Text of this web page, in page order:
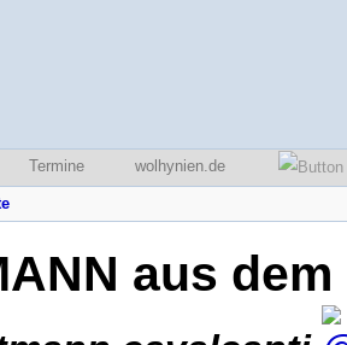
Termine wolhynien.de
aus